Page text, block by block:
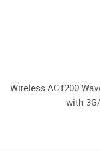
Wireless AC1200
with